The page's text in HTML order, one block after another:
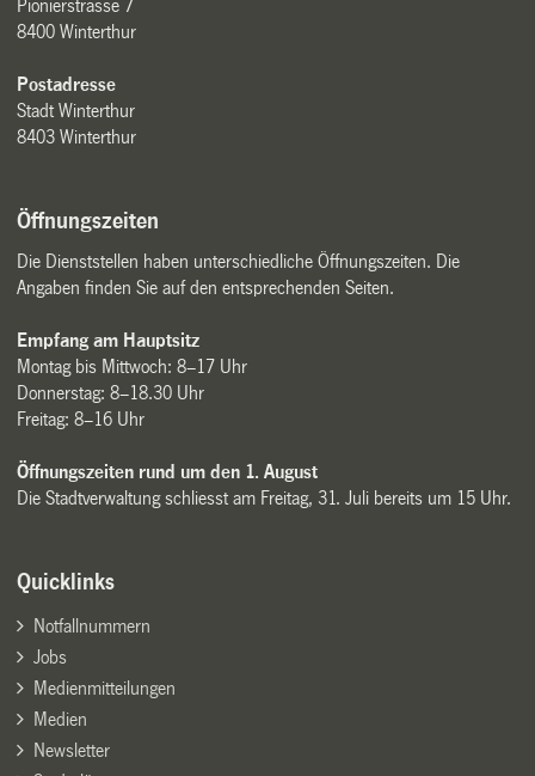
Pionierstrasse 7
8400 Winterthur
Postadresse
Stadt Winterthur
8403 Winterthur
Öffnungszeiten
Die Dienststellen haben unterschiedliche Öffnungszeiten. Die
Angaben finden Sie auf den entsprechenden Seiten.
Empfang am Hauptsitz
Montag bis Mittwoch: 8–17 Uhr
Donnerstag: 8–18.30 Uhr
Freitag: 8–16 Uhr
Öffnungszeiten rund um den 1. August
Die Stadtverwaltung schliesst am Freitag, 31. Juli bereits um 15 Uhr.
Quicklinks
Notfallnummern
Jobs
Medienmitteilungen
Medien
Newsletter